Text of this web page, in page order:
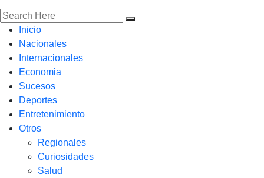
Inicio
Nacionales
Internacionales
Economia
Sucesos
Deportes
Entretenimiento
Otros
Regionales
Curiosidades
Salud